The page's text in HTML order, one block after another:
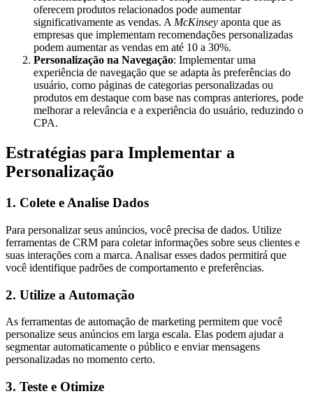
oferecem produtos relacionados pode aumentar
significativamente as vendas. AMcKinsey aponta que as
empresas que implementam recomendações personalizadas
podem aumentar as vendas em até 10 a 30%.
Personalização na Navegação: Implementar uma
experiência de navegação que se adapta às preferências do
usuário, como páginas de categorias personalizadas ou
produtos em destaque com base nas compras anteriores, pode
melhorar a relevância e a experiência do usuário, reduzindo o
CPA.
Estratégias para Implementar a
Personalização
1. Colete e Analise Dados
Para personalizar seus anúncios, você precisa de dados. Utilize
ferramentas de CRM para coletar informações sobre seus clientes e
suas interações com a marca. Analisar esses dados permitirá que
você identifique padrões de comportamento e preferências.
2. Utilize a Automação
As ferramentas de automação de marketing permitem que você
personalize seus anúncios em larga escala. Elas podem ajudar a
segmentar automaticamente o público e enviar mensagens
personalizadas no momento certo.
3. Teste e Otimize